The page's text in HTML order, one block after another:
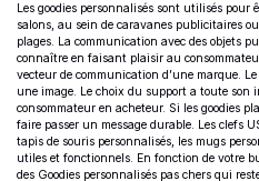
Les goodies personnalisés sont utilisés
salons, au sein de caravanes publicitaires
plages. La communication avec des objets
connaître en faisant plaisir au
vecteur de communication d’une marque.
une image. Le choix du support a toute son
consommateur en acheteur. Si les goodies
faire passer un message durable. Les clefs
tapis de souris personnalisés, les mugs
utiles et fonctionnels. En fonction de votre
des Goodies personnalisés pas chers qui